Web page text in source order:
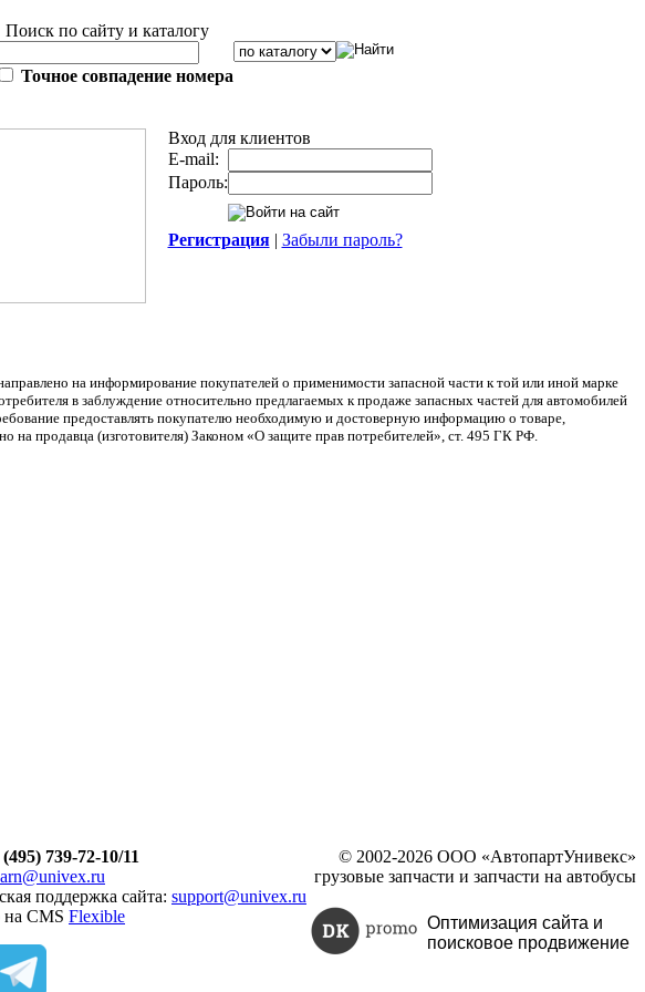
Поиск по сайту и каталогу
Точное совпадение номера
Вход для клиентов
E-mail:
Пароль:
Регистрация| Забыли пароль?
на информирование покупателей о применимости запасной части к той или иной марке
в заблуждение относительно предлагаемых к продаже запасных частей для автомобилей
предоставлять покупателю необходимую и достоверную информацию о товаре,
продавца (изготовителя) Законом «О защите прав потребителей», ст. 495 ГК РФ.
739-72-10/11
поддержка сайта: support@univex.ru
CMS Flexible
© 2002-2026 ООО «АвтопартУнивекс»
грузовые запчасти и запчасти на автобусы
Оптимизация сайта и
поисковое продвижение